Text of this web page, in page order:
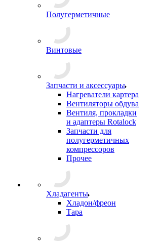
Полугерметичные
Винтовые
Запчасти и аксессуары
Нагреватели картера
Вентиляторы обдува
Вентиля, прокладки
и адаптеры Rotalock
Запчасти для
полугерметичных
компрессоров
Прочее
Хладагенты
Хладон/фреон
Тара